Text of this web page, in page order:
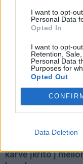
I want to opt-
Personal Data
Opted In
I want to opt-
Retention,
Personal Data
Purposes for
Opted Out
Data Deletion
NAUJI
Laukinis ir
karvė įkrito į